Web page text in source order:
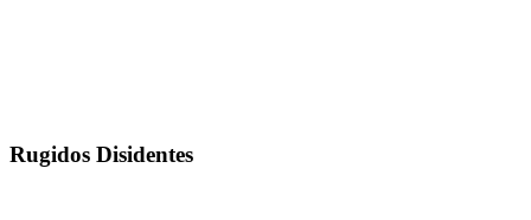
Rugidos Disidentes